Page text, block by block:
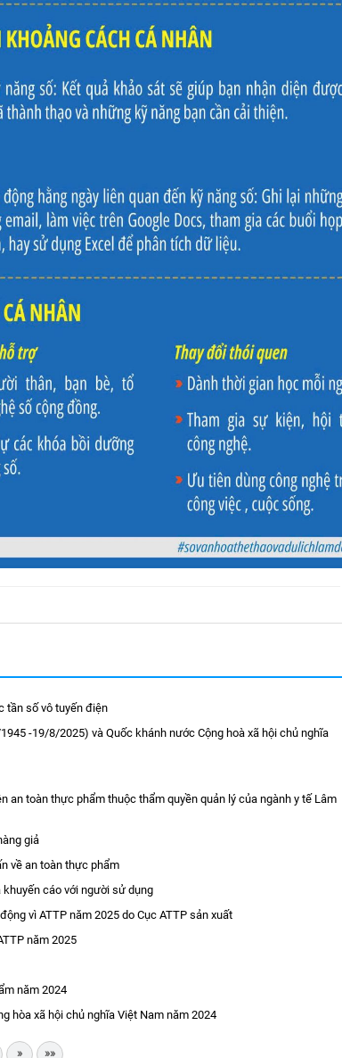
tần số vô tuyến điện
-19/8/2025) và Quốc khánh nước Cộng hoà xã hội chủ nghĩa
an toàn thực phẩm thuộc thẩm quyền quản lý của ngành y tế Lâm
giả
về an toàn thực phẩm
cáo với người sử dụng
vì ATTP năm 2025 do Cục ATTP sản xuất
năm 2025
năm 2024
hòa xã hội chủ nghĩa Việt Nam năm 2024
» »»